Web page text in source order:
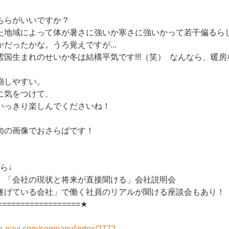
らがいいですか？
地域によって体が暑さに強いか寒さに強いかって若干偏るら
だったかな。うろ覚えですが...
国生まれのせいか冬は結構平気です!!!（笑） なんなら、暖
やすい。
をつけて、
きり楽しんでくださいね！
画像でおさらばです！
↓
「会社の現状と将来が直接聞ける」会社説明会
げている会社」で働く社員のリアルが聞ける座談会もあり！